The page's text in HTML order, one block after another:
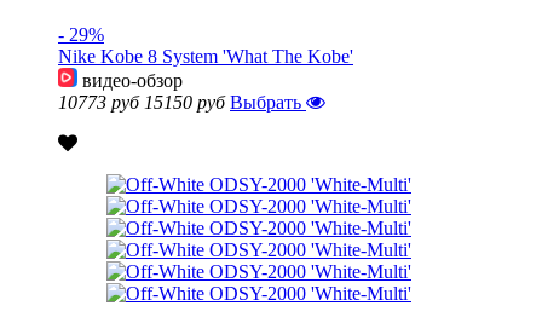
- 29%
Nike Kobe 8 System 'What The Kobe'
видео-обзор
10773 руб 15150 руб Выбрать